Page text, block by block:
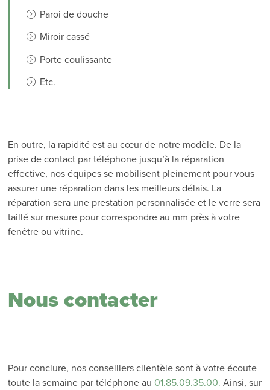
Paroi de douche
Miroir cassé
Porte coulissante
Etc.
En outre, la rapidité est au cœur de notre modèle. De la
prise de contact par téléphone jusqu’à la réparation
effective, nos équipes se mobilisent pleinement pour vous
assurer une réparation dans les meilleurs délais. La
réparation sera une prestation personnalisée et le verre sera
taillé sur mesure pour correspondre au mm près à votre
fenêtre ou vitrine.
Nous contacter
Pour conclure, nos conseillers clientèle sont à votre écoute
toute la semaine par téléphone au01.85.09.35.00. Ainsi, sur